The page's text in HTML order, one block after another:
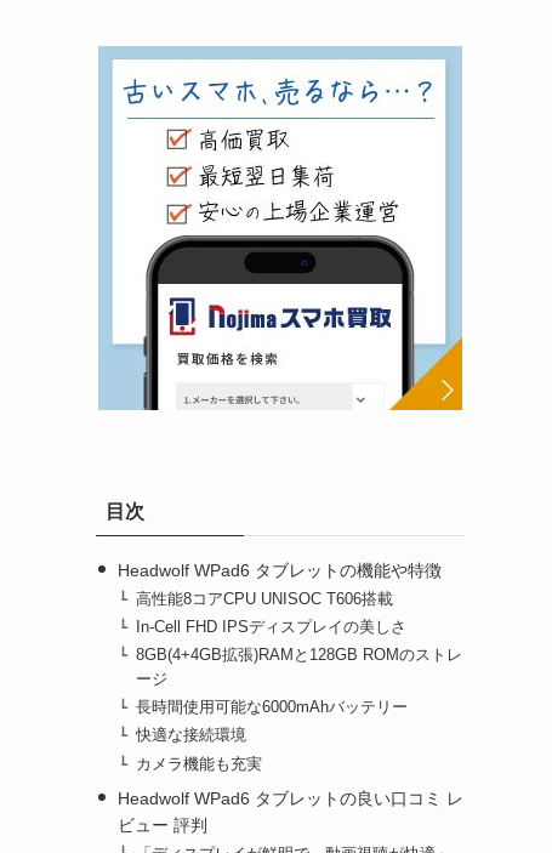
目次
Headwolf WPad6 タブレットの機能や特徴
高性能8コアCPU UNISOC T606搭載
In-Cell FHD IPSディスプレイの美しさ
8GB(4+4GB拡張)RAMと128GB ROMのストレ
ージ
長時間使用可能な6000mAhバッテリー
快適な接続環境
カメラ機能も充実
Headwolf WPad6 タブレットの良い口コミ レ
ビュー 評判